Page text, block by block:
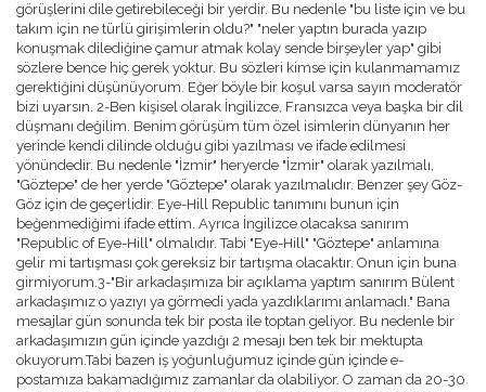
görüşlerini dile getirebileceği bir yerdir. Bu nedenle "bu liste için ve bu
takım için ne türlü girişimlerin oldu?" "neler yaptın burada yazıp
konuşmak dilediğine çamur atmak kolay sende birşeyler yap" gibi
sözlere bence hiç gerek yoktur. Bu sözleri kimse için kulanmamamız
gerektiğini düşünüyorum. Eğer böyle bir koşul varsa sayın moderatör
bizi uyarsın. 2-Ben kişisel olarak İngilizce, Fransızca veya başka bir dil
düşmanı değilim. Benim görüşüm tüm özel isimlerin dünyanın her
yerinde kendi dilinde olduğu gibi yazılması ve ifade edilmesi
yönündedir. Bu nedenle "İzmir" heryerde "İzmir" olarak yazılmalı,
"Göztepe" de her yerde "Göztepe" olarak yazılmalıdır. Benzer şey Göz-
Göz için de geçerlidir. Eye-Hill Republic tanımını bunun için
beğenmediğimi ifade ettim. Ayrıca İngilizce olacaksa sanırım
"Republic of Eye-Hill" olmalıdır. Tabi "Eye-Hill" "Göztepe" anlamına
gelir mi tartışması çok gereksiz bir tartışma olacaktır. Onun için buna
girmiyorum.3-"Bir arkadaşımıza bir açıklama yaptım sanırım Bülent
arkadaşımız o yazıyı ya görmedi yada yazdıklarımı anlamadı." Bana
mesajlar gün sonunda tek bir posta ile toptan geliyor. Bu nedenle bir
arkadaşımızın gün içinde yazdığı 2 mesajı ben tek bir mektupta
okuyorum.Tabi bazen iş yoğunluğumuz içinde gün içinde e-
postamıza bakamadığımız zamanlar da olabiliyor. O zaman da 20-30